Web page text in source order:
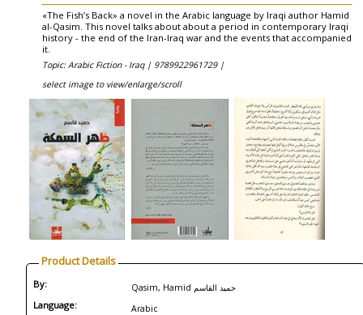
«The Fish’s Back» a novel in the Arabic language by Iraqi author Hamid
al-Qasim. This novel talks about about a period in contemporary Iraqi
history - the end of the Iran-Iraq war and the events that accompanied
it.
Topic: Arabic Fiction - Iraq | 9789922961729 |
select image to view/enlarge/scroll
Product Details
By: Qasim, Hamid حميد القاسم
Language: Arabic